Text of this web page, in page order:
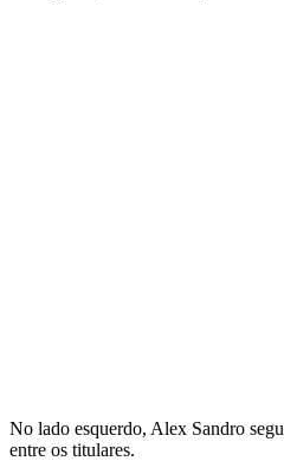
No lado esquerdo, Alex Sandro
entre os titulares.